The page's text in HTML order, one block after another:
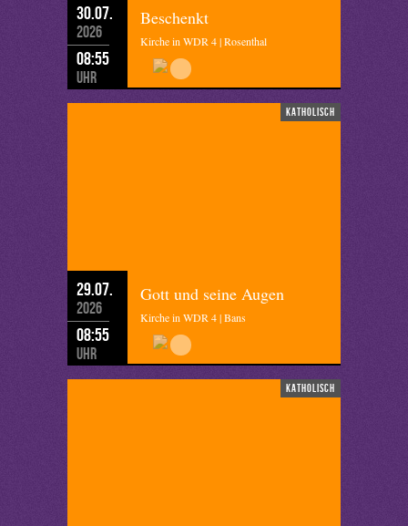
30.07.
2026
08:55
Uhr
Beschenkt
Kirche in WDR 4 | Rosenthal
katholisch
29.07.
2026
08:55
Uhr
Gott und seine Augen
Kirche in WDR 4 | Bans
katholisch